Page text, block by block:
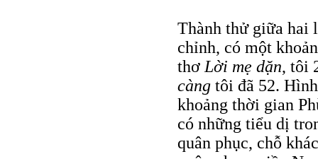
Thành thử giữa hai
chỉnh, có một
thơ Lời mẹ dặn, tôi
càng tôi đã 52.
khoảng thời gian
có những tiểu dị
quân phục, chỗ